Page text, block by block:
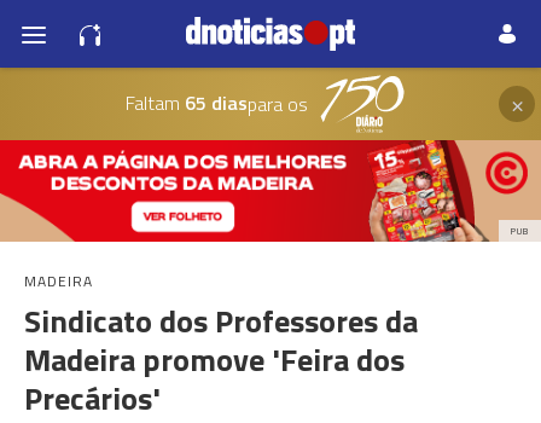
Faltam 65 diaspara os ×
PUB
MADEIRA
Sindicato dos Professores da
Madeira promove 'Feira dos
Precários'